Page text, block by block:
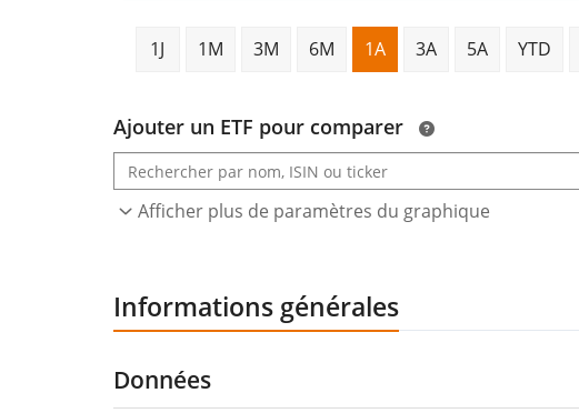
1J 1M 3M 6M 1A 3A 5A YTD
Ajouter un ETF pour comparer
Afficher plus de paramètres du graphique
Informations générales
Données